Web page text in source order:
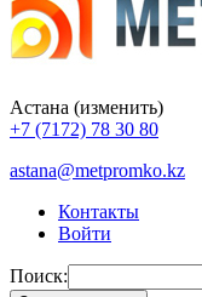
Астана (изменить)
+7 (7172) 78 30 80
astana@metpromko.kz
Контакты
Войти
Поиск: